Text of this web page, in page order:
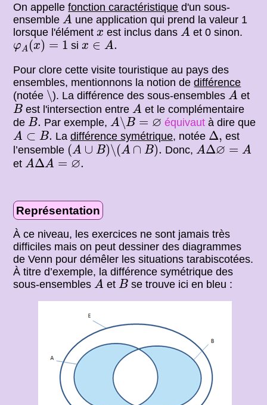
On appellefonction caractéristique d'un sous-
ensemble A
A une application qui prend la valeur 1
lorsque l'élémentx
x est inclus dans A
A et 0 sinon.
φ A (x) = 1
φA(x)=1 six ∈ A.
x∈A.
Pour clore cette visite touristique au pays des
ensembles, mentionnons la notion dedifférence
(notée ∖
∖). La différence des sous-ensembles A
A et
B
B est l'intersection entre A
A et le complémentaire
de B.
B. Par exemple, A∖B = ∅
A∖B= ∅ équivaut à dire que
A ⊂ B.
A⊂B. Ladifférence symétrique, notée Δ,
Δ, est
l’ensemble (A ∪ B)∖(A ∩ B).
(A∪B)∖(A∩B). Donc, AΔ∅ = A
AΔ∅=A
et AΔA = ∅.
AΔA=∅ .
Représentation
À ce niveau, les exercices ne sont jamais très
difficiles mais on peut dessiner des diagrammes
de Venn pour démêler les situations tarabiscotées.
À titre d’exemple, la différence symétrique des
sous-ensembles A
A et B
B se trouve ici en bleu :